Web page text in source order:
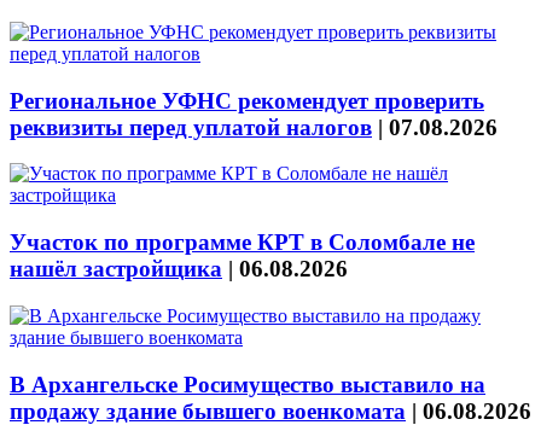
Региональное УФНС рекомендует проверить
реквизиты перед уплатой налогов | 07.08.2026
Участок по программе КРТ в Соломбале не
нашёл застройщика | 06.08.2026
В Архангельске Росимущество выставило на
продажу здание бывшего военкомата | 06.08.2026